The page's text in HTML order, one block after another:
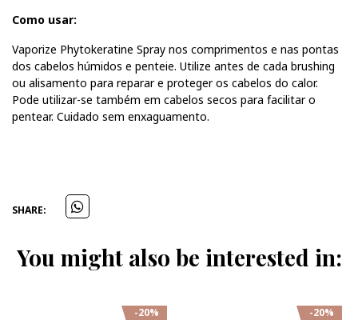
Como usar:
Vaporize Phytokeratine Spray nos comprimentos e nas pontas
dos cabelos húmidos e penteie. Utilize antes de cada brushing
ou alisamento para reparar e proteger os cabelos do calor.
Pode utilizar-se também em cabelos secos para facilitar o
pentear. Cuidado sem enxaguamento.
SHARE:
You might also be interested in:
-20% -20%